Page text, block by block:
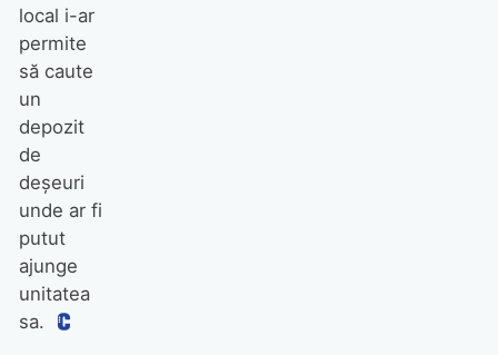
local i-ar
permite
să caute
un
depozit
de
deșeuri
unde ar fi
putut
ajunge
unitatea
sa.